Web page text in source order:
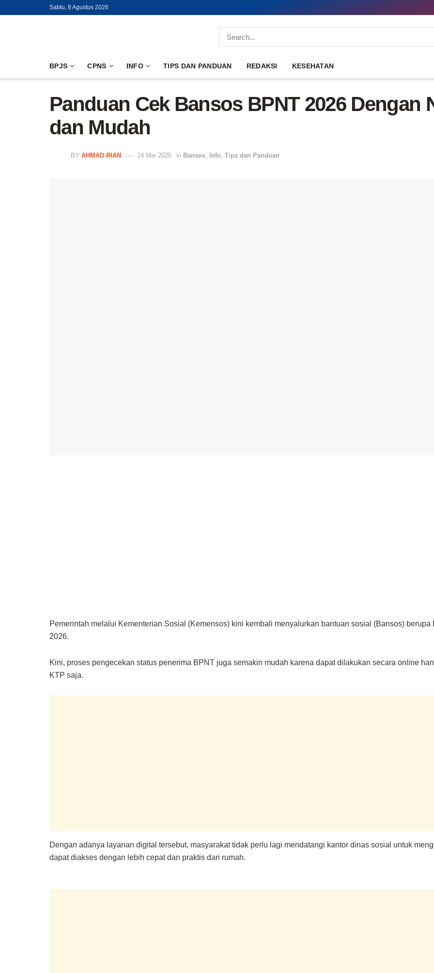
Sabtu, 8 Agustus 2026
BPJS CPNS INFO TIPS DAN PANDUAN REDAKSI KESEHATAN
Panduan Cek Bansos BPNT 2026 Dengan
dan Mudah
BY AHMAD RIAN 24 Mei 2026 in Bansos Info Tips dan Panduan
Pemerintah melalui Kementerian Sosial (Kemensos) kini kembali menyalurkan bantuan sosial (Bansos)
2026.
Kini, proses pengecekan status penerima BPNT juga semakin mudah karena dapat dilakukan secara online
KTP saja.
Dengan adanya layanan digital tersebut, masyarakat tidak perlu lagi mendatangi kantor dinas sosial untuk
dapat diakses dengan lebih cepat dan praktis dari rumah.